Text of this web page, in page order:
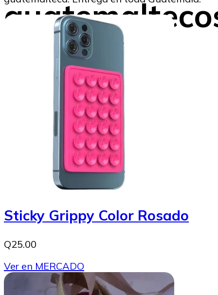
en el 2025
Beatriz Tercero
Image to Credit : Envato
Sticky Grippy Color Rosado
Q25.00
Ver en MERCADO